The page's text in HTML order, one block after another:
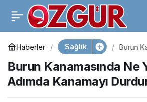
Haberler Sağlık
Burun
Burun Kanamasında Ne
Adımda Kanamayı
Hazır Soslarda
Kanserojen Madde
Riski!